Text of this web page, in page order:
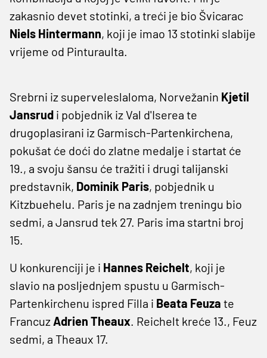
zakasnio devet stotinki, a treći je bio Švicarac
Niels Hintermann, koji je imao 13 stotinki slabije
vrijeme od Pinturaulta.
Srebrni iz superveleslaloma, Norvežanin Kjetil
Jansrud i pobjednik iz Val d'Iserea te
drugoplasirani iz Garmisch-Partenkirchena,
pokušat će doći do zlatne medalje i startat će
19., a svoju šansu će tražiti i drugi talijanski
predstavnik, Dominik Paris, pobjednik u
Kitzbuehelu. Paris je na zadnjem treningu bio
sedmi, a Jansrud tek 27. Paris ima startni broj
15.
U konkurenciji je i Hannes Reichelt, koji je
slavio na posljednjem spustu u Garmisch-
Partenkirchenu ispred Filla i Beata Feuza te
Francuz Adrien Theaux. Reichelt kreće 13., Feuz
sedmi, a Theaux 17.